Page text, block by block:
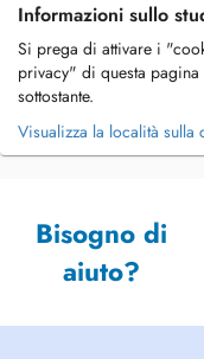
Informazioni sullo
Si prega di attivare i
privacy" di questa
sottostante.
Visualizza la località sulla
Bisogno di
aiuto?